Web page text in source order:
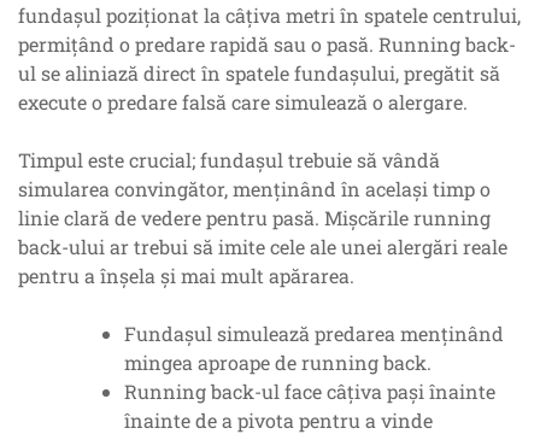
fundașul poziționat la câțiva metri în spatele centrului,
permițând o predare rapidă sau o pasă. Running back-
ul se aliniază direct în spatele fundașului, pregătit să
execute o predare falsă care simulează o alergare.
Timpul este crucial; fundașul trebuie să vândă
simularea convingător, menținând în același timp o
linie clară de vedere pentru pasă. Mișcările running
back-ului ar trebui să imite cele ale unei alergări reale
pentru a înșela și mai mult apărarea.
Fundașul simulează predarea menținând
mingea aproape de running back.
Running back-ul face câțiva pași înainte
înainte de a pivota pentru a vinde